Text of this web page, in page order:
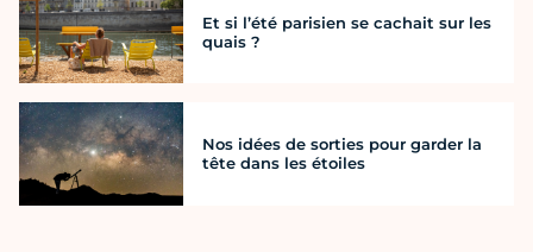
Et si l’été parisien se cachait sur les
quais ?
Nos idées de sorties pour garder la
tête dans les étoiles